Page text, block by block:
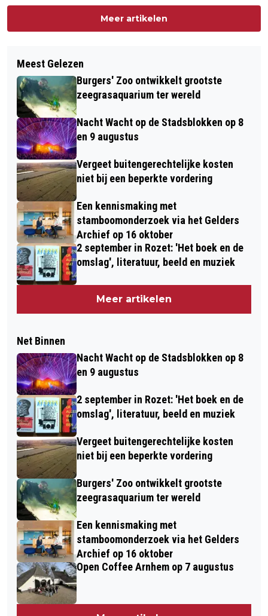
Meer artikelen
Meest Gelezen
Burgers' Zoo ontwikkelt grootste
zeegrasaquarium ter wereld
Nacht Wacht op de Stadsblokken op 8
en 9 augustus
Vergeet buitengerechtelijke kosten
niet bij een beperkte vordering
Een kennismaking met
stamboomonderzoek via het Gelders
Archief op 16 oktober
2 september in Rozet: 'Het boek en de
omslag', literatuur, beeld en muziek
Meer artikelen
Net Binnen
Nacht Wacht op de Stadsblokken op 8
en 9 augustus
2 september in Rozet: 'Het boek en de
omslag', literatuur, beeld en muziek
Vergeet buitengerechtelijke kosten
niet bij een beperkte vordering
Burgers' Zoo ontwikkelt grootste
zeegrasaquarium ter wereld
Een kennismaking met
stamboomonderzoek via het Gelders
Archief op 16 oktober
Open Coffee Arnhem op 7 augustus